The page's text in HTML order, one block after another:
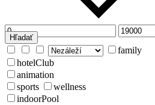
Hľadať
family
hotelClub
animation
sports
wellness
indoorPool